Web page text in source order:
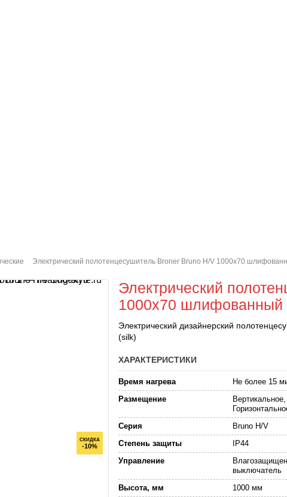
Электрический полотенцесушитель Broner Bruno H/V 1000x70
СКИДКА
-10%
Электрический
1000x70 шлифованный
Электрический дизайнерский
(silk)
ХАРАКТЕРИСТИКИ
Время нагрева
Не более 15
Размещение
Вертикальное,
Серия
Bruno H/V
Степень защиты
IP44
Управление
выключатель
Высота, мм
1000 мм